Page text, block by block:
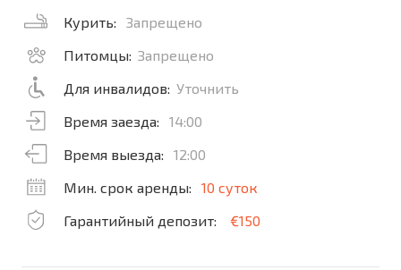
Курить:
Запрещено
Питомцы: Запрещено
Для инвалидов: Уточнить
Время заезда:
14:00
Время выезда:
12:00
Мин. срок аренды:
10 суток
Гарантийный депозит:
€150